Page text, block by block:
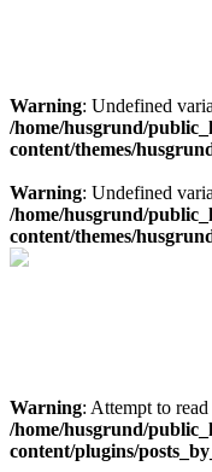
Warning: Undefined
/home/husgrund/
content/themes/
Warning: Undefined
/home/husgrund/
content/themes/
Warning: Attempt to
/home/husgrund/
content/plugins/